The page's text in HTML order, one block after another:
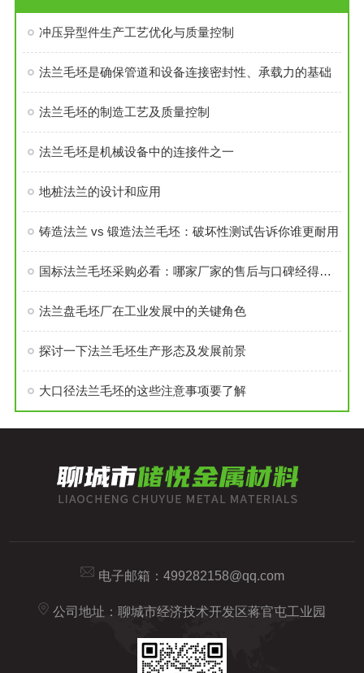
冲压异型件生产工艺优化与质量控制
法兰毛坯是确保管道和设备连接密封性、承载力的基础
法兰毛坯的制造工艺及质量控制
法兰毛坯是机械设备中的连接件之一
地桩法兰的设计和应用
铸造法兰 vs 锻造法兰毛坯：破坏性测试告诉你谁更耐用
国标法兰毛坯采购必看：哪家厂家的售后与口碑经得起考验？
法兰盘毛坯厂在工业发展中的关键角色
探讨一下法兰毛坯生产形态及发展前景
大口径法兰毛坯的这些注意事项要了解
电子邮箱： 499282158@qq.com
公司地址：聊城市经济技术开发区蒋官屯工业园